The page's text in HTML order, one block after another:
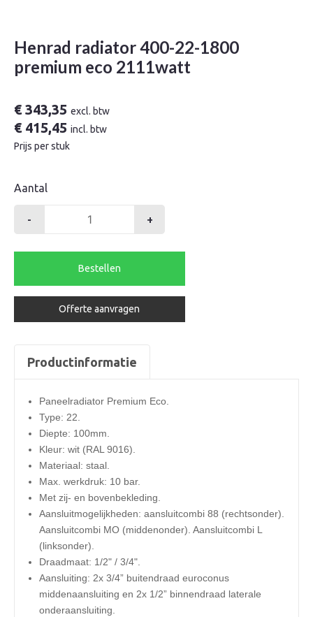
Henrad radiator 400-22-1800
premium eco 2111watt
€343,35 excl. btw
€415,45 incl. btw
Prijs per stuk
Aantal
-
22-
premium
2111watt
+
Bestellen
Offerte aanvragen
Productinformatie
Paneelradiator Premium Eco.
Type: 22.
Diepte: 100mm.
Kleur: wit (RAL 9016).
Materiaal: staal.
Max. werkdruk: 10 bar.
Met zij- en bovenbekleding.
Aansluitmogelijkheden: aansluitcombi 88 (rechtsonder).
Aansluitcombi MO (middenonder). Aansluitcombi L
(linksonder).
Draadmaat: 1/2" / 3/4".
Aansluiting: 2x 3/4” buitendraad euroconus
middenaansluiting en 2x 1/2” binnendraad laterale
onderaansluiting.